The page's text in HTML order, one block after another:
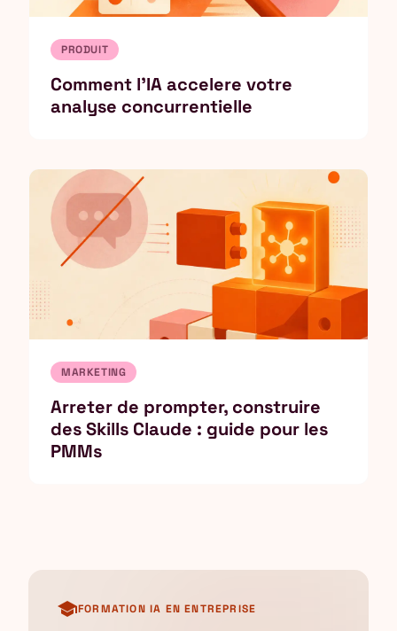
PRODUIT
Comment l'IA accelere votre
analyse concurrentielle
MARKETING
Arreter de prompter, construire
des Skills Claude : guide pour les
PMMs
schoolFORMATION IA EN ENTREPRISE